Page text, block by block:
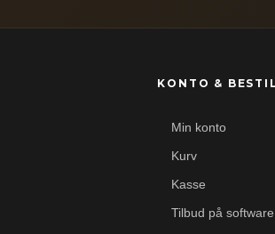
KONTO &
Min konto
Kurv
Kasse
Tilbud på software